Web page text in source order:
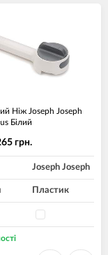
Ніж Joseph Joseph
Білий
грн.
Joseph Joseph
Пластик